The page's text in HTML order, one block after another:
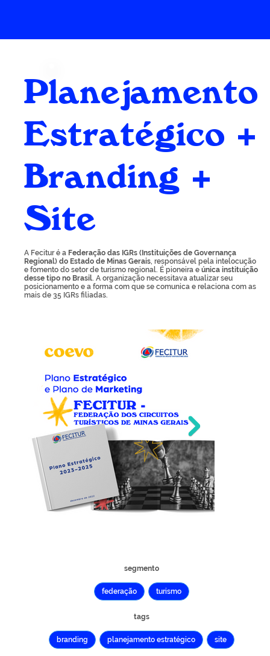
segmento
federação turismo
tags
branding planejamento estratégico site
Planejamento
Estratégico +
Branding +
Site
A Fecitur é a Federação das IGRs (Instituições de Governança
Regional) do Estado de Minas Gerais, responsável pela intelocução
e fomento do setor de turismo regional. É pioneira eúnica instituição
desse tipo no Brasil. A organização necessitava atualizar seu
posicionamento e a forma com que se comunica e relaciona com as
mais de 35 IGRs filiadas.